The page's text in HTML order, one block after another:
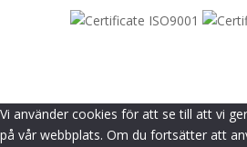
Vi använder cookies för att se till att vi ger
på vår webbplats. Om du fortsätter att